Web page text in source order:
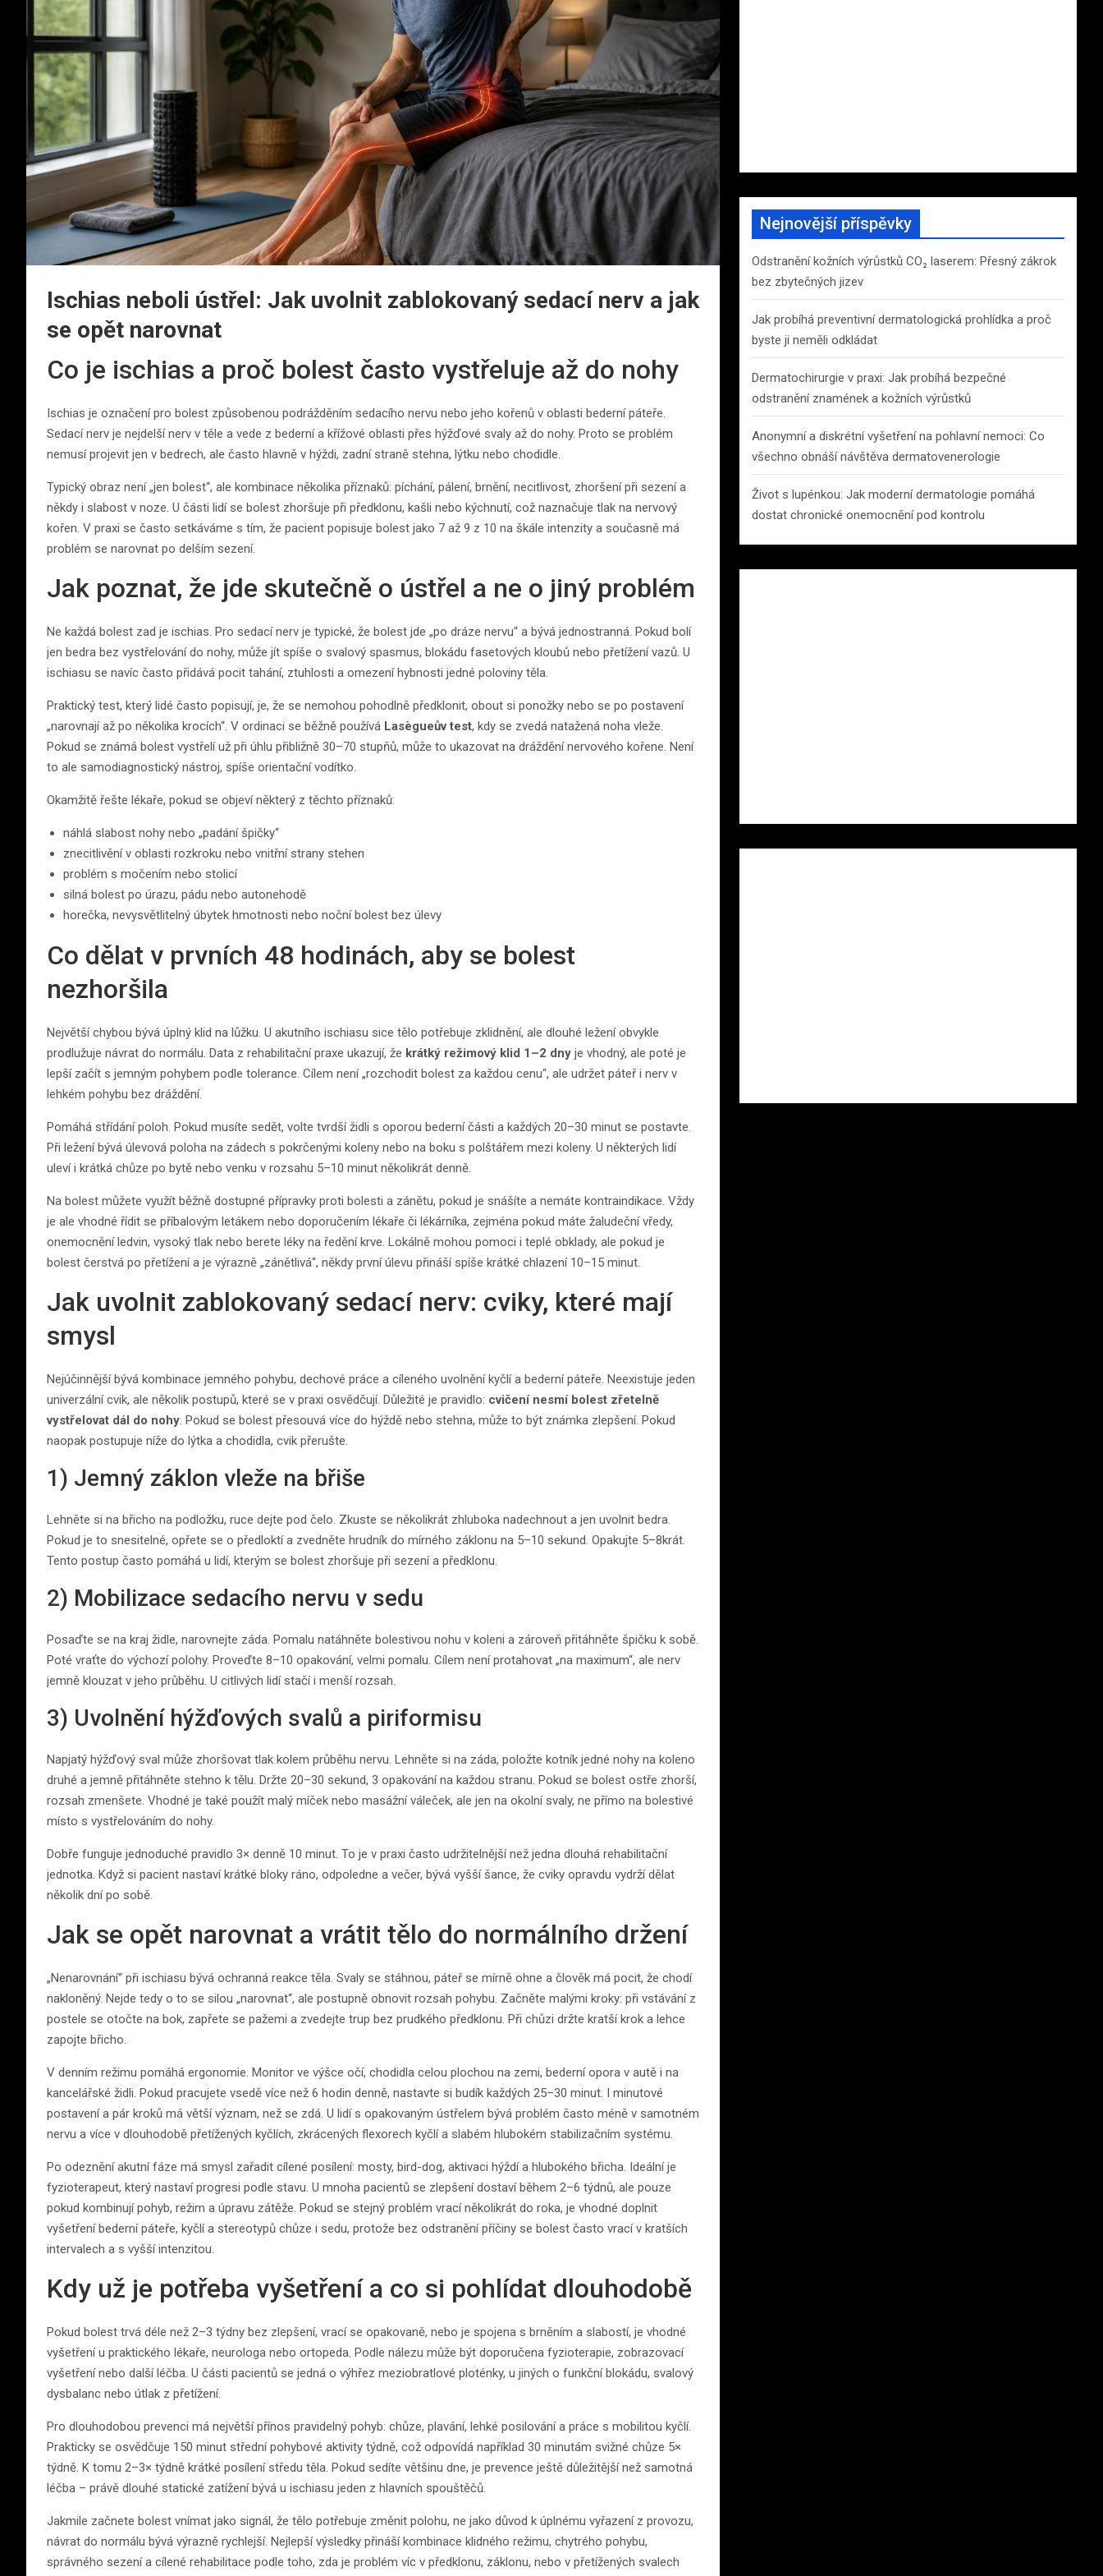
Ischias neboli ústřel: Jak uvolnit zablokovaný sedací nerv a jak
se opět narovnat
Co je ischias a proč bolest často vystřeluje až do nohy
Ischias je označení pro bolest způsobenou podrážděním sedacího nervu nebo jeho kořenů v oblasti bederní páteře.
Sedací nerv je nejdelší nerv v těle a vede z bederní a křížové oblasti přes hýžďové svaly až do nohy. Proto se problém
nemusí projevit jen v bedrech, ale často hlavně v hýždi, zadní straně stehna, lýtku nebo chodidle.
Typický obraz není „jen bolest“, ale kombinace několika příznaků: píchání, pálení, brnění, necitlivost, zhoršení při sezení a
někdy i slabost v noze. U části lidí se bolest zhoršuje při předklonu, kašli nebo kýchnutí, což naznačuje tlak na nervový
kořen. V praxi se často setkáváme s tím, že pacient popisuje bolest jako 7 až 9 z 10 na škále intenzity a současně má
problém se narovnat po delším sezení.
Jak poznat, že jde skutečně o ústřel a ne o jiný problém
Ne každá bolest zad je ischias. Pro sedací nerv je typické, že bolest jde „po dráze nervu“ a bývá jednostranná. Pokud bolí
jen bedra bez vystřelování do nohy, může jít spíše o svalový spasmus, blokádu fasetových kloubů nebo přetížení vazů. U
ischiasu se navíc často přidává pocit tahání, ztuhlosti a omezení hybnosti jedné poloviny těla.
Praktický test, který lidé často popisují, je, že se nemohou pohodlně předklonit, obout si ponožky nebo se po postavení
„narovnají až po několika krocích“. V ordinaci se běžně používá Lasègueův test, kdy se zvedá natažená noha vleže.
Pokud se známá bolest vystřelí už při úhlu přibližně 30–70 stupňů, může to ukazovat na dráždění nervového kořene. Není
to ale samodiagnostický nástroj, spíše orientační vodítko.
Okamžitě řešte lékaře, pokud se objeví některý z těchto příznaků:
náhlá slabost nohy nebo „padání špičky“
znecitlivění v oblasti rozkroku nebo vnitřní strany stehen
problém s močením nebo stolicí
silná bolest po úrazu, pádu nebo autonehodě
horečka, nevysvětlitelný úbytek hmotnosti nebo noční bolest bez úlevy
Co dělat v prvních 48 hodinách, aby se bolest
nezhoršila
Největší chybou bývá úplný klid na lůžku. U akutního ischiasu sice tělo potřebuje zklidnění, ale dlouhé ležení obvykle
prodlužuje návrat do normálu. Data z rehabilitační praxe ukazují, že krátký režimový klid 1–2 dny je vhodný, ale poté je
lepší začít s jemným pohybem podle tolerance. Cílem není „rozchodit bolest za každou cenu“, ale udržet páteř i nerv v
lehkém pohybu bez dráždění.
Pomáhá střídání poloh. Pokud musíte sedět, volte tvrdší židli s oporou bederní části a každých 20–30 minut se postavte.
Při ležení bývá úlevová poloha na zádech s pokrčenými koleny nebo na boku s polštářem mezi koleny. U některých lidí
uleví i krátká chůze po bytě nebo venku v rozsahu 5–10 minut několikrát denně.
Na bolest můžete využít běžně dostupné přípravky proti bolesti a zánětu, pokud je snášíte a nemáte kontraindikace. Vždy
je ale vhodné řídit se příbalovým letákem nebo doporučením lékaře či lékárníka, zejména pokud máte žaludeční vředy,
onemocnění ledvin, vysoký tlak nebo berete léky na ředění krve. Lokálně mohou pomoci i teplé obklady, ale pokud je
bolest čerstvá po přetížení a je výrazně „zánětlivá“, někdy první úlevu přináší spíše krátké chlazení 10–15 minut.
Jak uvolnit zablokovaný sedací nerv: cviky, které mají
smysl
Nejúčinnější bývá kombinace jemného pohybu, dechové práce a cíleného uvolnění kyčlí a bederní páteře. Neexistuje jeden
univerzální cvik, ale několik postupů, které se v praxi osvědčují. Důležité je pravidlo: cvičení nesmí bolest zřetelně
vystřelovat dál do nohy. Pokud se bolest přesouvá více do hýždě nebo stehna, může to být známka zlepšení. Pokud
naopak postupuje níže do lýtka a chodidla, cvik přerušte.
1) Jemný záklon vleže na břiše
Lehněte si na břicho na podložku, ruce dejte pod čelo. Zkuste se několikrát zhluboka nadechnout a jen uvolnit bedra.
Pokud je to snesitelné, opřete se o předloktí a zvedněte hrudník do mírného záklonu na 5–10 sekund. Opakujte 5–8krát.
Tento postup často pomáhá u lidí, kterým se bolest zhoršuje při sezení a předklonu.
2) Mobilizace sedacího nervu v sedu
Posaďte se na kraj židle, narovnejte záda. Pomalu natáhněte bolestivou nohu v koleni a zároveň přitáhněte špičku k sobě.
Poté vraťte do výchozí polohy. Proveďte 8–10 opakování, velmi pomalu. Cílem není protahovat „na maximum“, ale nerv
jemně klouzat v jeho průběhu. U citlivých lidí stačí i menší rozsah.
3) Uvolnění hýžďových svalů a piriformisu
Napjatý hýžďový sval může zhoršovat tlak kolem průběhu nervu. Lehněte si na záda, položte kotník jedné nohy na koleno
druhé a jemně přitáhněte stehno k tělu. Držte 20–30 sekund, 3 opakování na každou stranu. Pokud se bolest ostře zhorší,
rozsah zmenšete. Vhodné je také použít malý míček nebo masážní váleček, ale jen na okolní svaly, ne přímo na bolestivé
místo s vystřelováním do nohy.
Dobře funguje jednoduché pravidlo 3× denně 10 minut. To je v praxi často udržitelnější než jedna dlouhá rehabilitační
jednotka. Když si pacient nastaví krátké bloky ráno, odpoledne a večer, bývá vyšší šance, že cviky opravdu vydrží dělat
několik dní po sobě.
Jak se opět narovnat a vrátit tělo do normálního držení
„Nenarovnání“ při ischiasu bývá ochranná reakce těla. Svaly se stáhnou, páteř se mírně ohne a člověk má pocit, že chodí
nakloněný. Nejde tedy o to se silou „narovnat“, ale postupně obnovit rozsah pohybu. Začněte malými kroky: při vstávání z
postele se otočte na bok, zapřete se pažemi a zvedejte trup bez prudkého předklonu. Při chůzi držte kratší krok a lehce
zapojte břicho.
V denním režimu pomáhá ergonomie. Monitor ve výšce očí, chodidla celou plochou na zemi, bederní opora v autě i na
kancelářské židli. Pokud pracujete vsedě více než 6 hodin denně, nastavte si budík každých 25–30 minut. I minutové
postavení a pár kroků má větší význam, než se zdá. U lidí s opakovaným ústřelem bývá problém často méně v samotném
nervu a více v dlouhodobě přetížených kyčlích, zkrácených flexorech kyčlí a slabém hlubokém stabilizačním systému.
Po odeznění akutní fáze má smysl zařadit cílené posílení: mosty, bird-dog, aktivaci hýždí a hlubokého břicha. Ideální je
fyzioterapeut, který nastaví progresi podle stavu. U mnoha pacientů se zlepšení dostaví během 2–6 týdnů, ale pouze
pokud kombinují pohyb, režim a úpravu zátěže. Pokud se stejný problém vrací několikrát do roka, je vhodné doplnit
vyšetření bederní páteře, kyčlí a stereotypů chůze i sedu, protože bez odstranění příčiny se bolest často vrací v kratších
intervalech a s vyšší intenzitou.
Kdy už je potřeba vyšetření a co si pohlídat dlouhodobě
Pokud bolest trvá déle než 2–3 týdny bez zlepšení, vrací se opakovaně, nebo je spojena s brněním a slabostí, je vhodné
vyšetření u praktického lékaře, neurologa nebo ortopeda. Podle nálezu může být doporučena fyzioterapie, zobrazovací
vyšetření nebo další léčba. U části pacientů se jedná o výhřez meziobratlové ploténky, u jiných o funkční blokádu, svalový
dysbalanc nebo útlak z přetížení.
Pro dlouhodobou prevenci má největší přínos pravidelný pohyb: chůze, plavání, lehké posilování a práce s mobilitou kyčlí.
Prakticky se osvědčuje 150 minut střední pohybové aktivity týdně, což odpovídá například 30 minutám svižné chůze 5×
týdně. K tomu 2–3× týdně krátké posílení středu těla. Pokud sedíte většinu dne, je prevence ještě důležitější než samotná
léčba – právě dlouhé statické zatížení bývá u ischiasu jeden z hlavních spouštěčů.
Jakmile začnete bolest vnímat jako signál, že tělo potřebuje změnit polohu, ne jako důvod k úplnému vyřazení z provozu,
návrat do normálu bývá výrazně rychlejší. Nejlepší výsledky přináší kombinace klidného režimu, chytrého pohybu,
správného sezení a cílené rehabilitace podle toho, zda je problém víc v předklonu, záklonu, nebo v přetížených svalech
Nejnovější příspěvky
Odstranění kožních výrůstků CO₂ laserem: Přesný zákrok
bez zbytečných jizev
Jak probíhá preventivní dermatologická prohlídka a proč
byste ji neměli odkládat
Dermatochirurgie v praxi: Jak probíhá bezpečné
odstranění znamének a kožních výrůstků
Anonymní a diskrétní vyšetření na pohlavní nemoci: Co
všechno obnáší návštěva dermatovenerologie
Život s lupénkou: Jak moderní dermatologie pomáhá
dostat chronické onemocnění pod kontrolu